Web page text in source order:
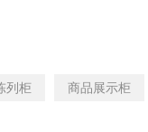
列柜 商品展示柜